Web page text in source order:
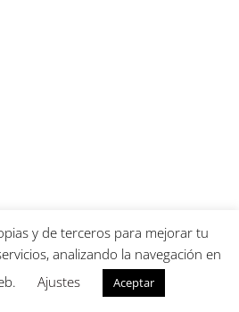
y de terceros para mejorar tu
analizando la navegación en
Ajustes Aceptar